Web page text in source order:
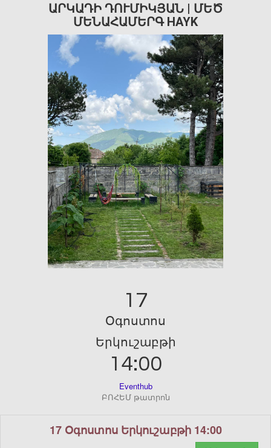
ԱՐԿԱԴԻ ԴՈՒՄԻԿՅԱՆ | ՄԵԾ
ՄԵՆԱՀԱՄԵՐԳ HAYK
17
Օգոստոս
Երկուշաբթի
14:00
Eventhub
ԲՈՀԵՄ թատրոն
17 Օգոստոս Երկուշաբթի 14:00